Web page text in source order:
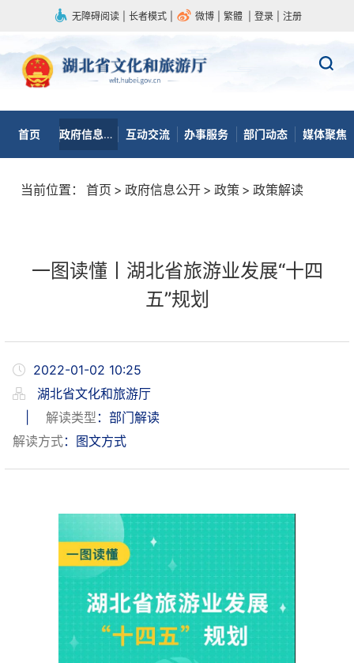
无障碍阅读 长者模式 微博 繁體 登录 注册
首页 政府信息公开 互动交流 办事服务 部门动态 媒体聚焦
当前位置： 首页 > 政府信息公开 > 政策 > 政策解读
一图读懂丨湖北省旅游业发展“十四
五”规划
2022-01-02 10:25
湖北省文化和旅游厅
解读类型 ：部门解读
解读方式：图文方式